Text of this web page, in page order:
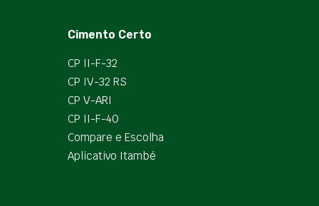
Cimento Certo
CP II-F-32
CP IV-32 RS
CP V-ARI
CP II-F-40
Compare e Escolha
Aplicativo Itambé